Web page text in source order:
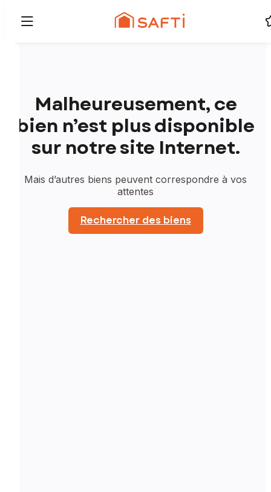
Malheureusement, ce
bien n’est plus disponible
sur notre site Internet.
Mais d’autres biens peuvent correspondre à vos
attentes
Rechercher des biens